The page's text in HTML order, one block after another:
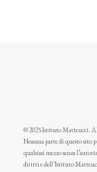
© 2025 Istituto Matteucci.
Nessuna parte di questo sito
qualsiasi mezzo senza
diritti e dell’Istituto